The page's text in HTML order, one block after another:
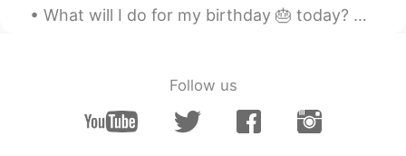
JP EN
MementoVitae 2020.01.27 12:23
THCN
What will I do for my birthday 🎂 today? Just eating away the pain of being older 😩. Well techni...
Follow us